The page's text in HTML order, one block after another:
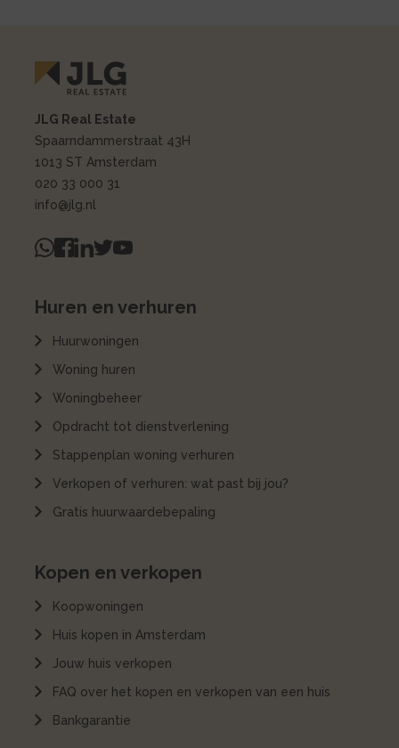
JLG Real Estate
Spaarndammerstraat 43H
1013 ST Amsterdam
020 33 000 31
info@jlg.nl
Huren en verhuren
Huurwoningen
Woning huren
Woningbeheer
Opdracht tot dienstverlening
Stappenplan woning verhuren
Verkopen of verhuren: wat past bij jou?
Gratis huurwaardebepaling
Kopen en verkopen
Koopwoningen
Huis kopen in Amsterdam
Jouw huis verkopen
FAQ over het kopen en verkopen van een huis
Bankgarantie